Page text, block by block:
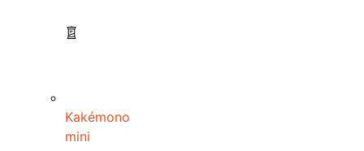
Kakémono
mini